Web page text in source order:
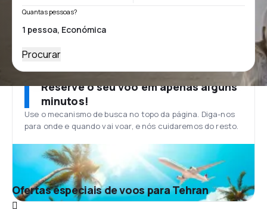
Quantas pessoas?
Procurar
Reserve o seu voo em apenas alguns
minutos!
Use o mecanismo de busca no topo da página. Diga-nos
para onde e quando vai voar, e nós cuidaremos do resto.
Ofertas especiais de voos para Tehran